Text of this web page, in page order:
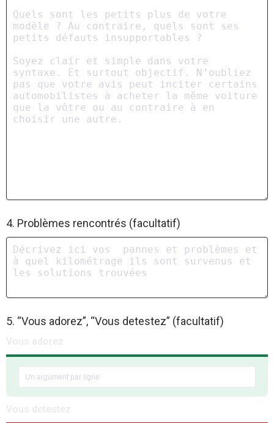
4. Problèmes rencontrés (facultatif)
5. “Vous adorez”, “Vous detestez” (facultatif)